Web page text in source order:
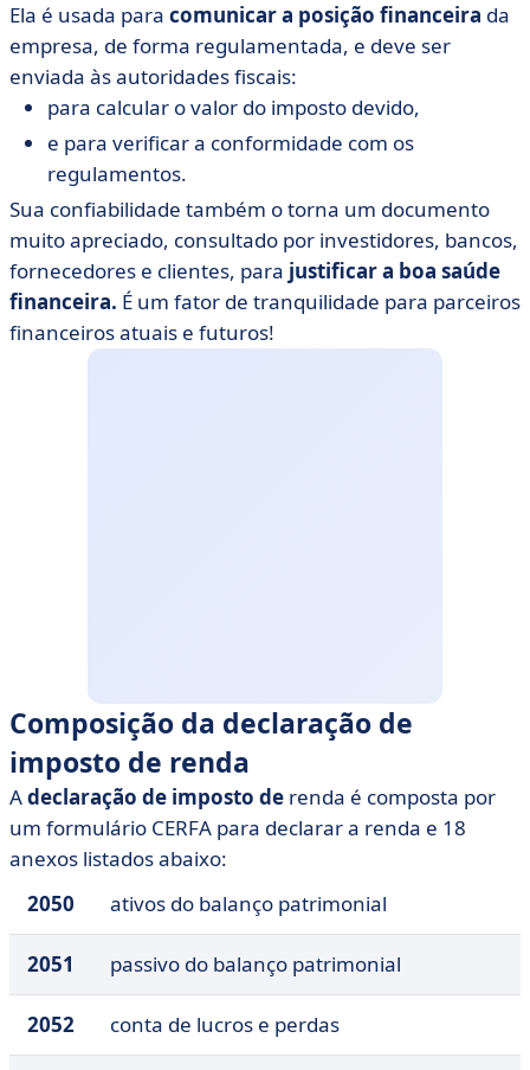
Ela é usada para comunicar a posição financeira da
empresa, de forma regulamentada, e deve ser
enviada às autoridades fiscais:
para calcular o valor do imposto devido,
e para verificar a conformidade com os
regulamentos.
Sua confiabilidade também o torna um documento
muito apreciado, consultado por investidores, bancos,
fornecedores e clientes, para justificar a boa saúde
financeira. É um fator de tranquilidade para parceiros
financeiros atuais e futuros!
Composição da declaração de
imposto de renda
Adeclaração de imposto de renda é composta por
um formulário CERFA para declarar a renda e 18
anexos listados abaixo:
2050
ativos do balanço patrimonial
2051 passivo do balanço patrimonial
2052 conta de lucros e perdas